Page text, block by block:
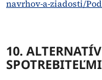
navrhov-a-ziadosti/
10.
SPOTREBITEĽMI